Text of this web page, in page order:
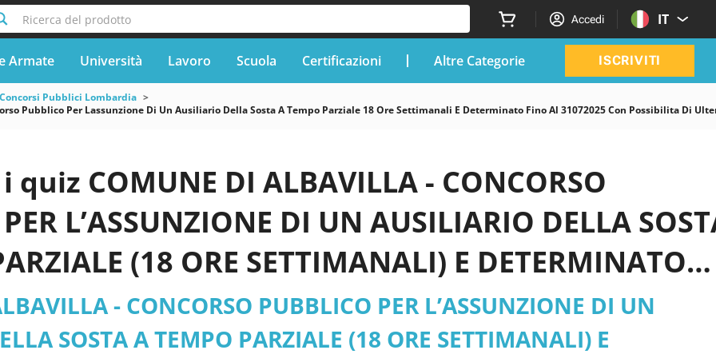
Ricerca del prodotto Accedi IT
Armate Università Lavoro Scuola Certificazioni Altre Categorie ISCRIVITI
Concorsi Pubblici Lombardia
Pubblico Per Lassunzione Di Un Ausiliario Della Sosta A Tempo Parziale 18 Ore Settimanali E Determinato Fino Al 31072025 Con Possibilita Di
COMUNE DI ALBAVILLA - CONCORSO
L’ASSUNZIONE DI UN AUSILIARIO DELLA
(18 ORE SETTIMANALI) E DETERMINATO
07/2025, CON POSSIBILITA’ DI ULTERIORE
DAL 01/09/2025 AL 15/12/2025) - Lombardia pdf
- CONCORSO PUBBLICO PER L’ASSUNZIONE DI UN
SOSTA A TEMPO PARZIALE (18 ORE SETTIMANALI) E